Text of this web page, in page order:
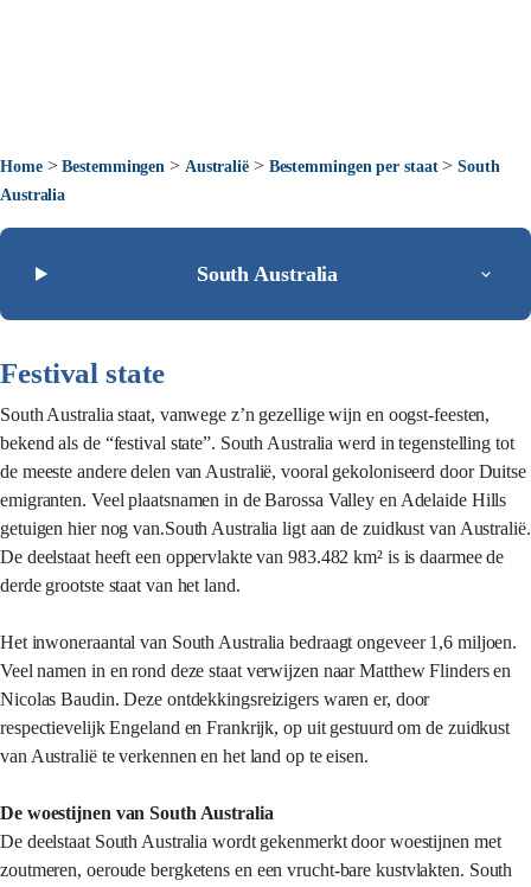
Home>Bestemmingen > Australië> Bestemmingen per staat>South
Australia
South Australia
Festival state
South Australia staat, vanwege z’n gezellige wijn en oogst-feesten,
bekend als de “festival state”. South Australia werd in tegenstelling tot
de meeste andere delen van Australië, vooral gekoloniseerd door Duitse
emigranten. Veel plaatsnamen in de Barossa Valley en Adelaide Hills
getuigen hier nog van.South Australia ligt aan de zuidkust van Australië.
De deelstaat heeft een oppervlakte van 983.482 km² is is daarmee de
derde grootste staat van het land.
Het inwoneraantal van South Australia bedraagt ongeveer 1,6 miljoen.
Veel namen in en rond deze staat verwijzen naar Matthew Flinders en
Nicolas Baudin. Deze ontdekkingsreizigers waren er, door
respectievelijk Engeland en Frankrijk, op uit gestuurd om de zuidkust
van Australië te verkennen en het land op te eisen.
De woestijnen van South Australia
De deelstaat South Australia wordt gekenmerkt door woestijnen met
zoutmeren, oeroude bergketens en een vrucht-bare kustvlakten. South